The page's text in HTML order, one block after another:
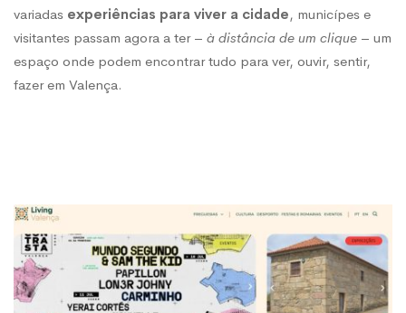
TUDO
para
e
ouvir
variadas experiências para viver a cidade, municípes e
visitantes passam agora a ter – à distância de um clique – um
espaço onde podem encontrar tudo para ver, ouvir, sentir,
fazer em Valença.